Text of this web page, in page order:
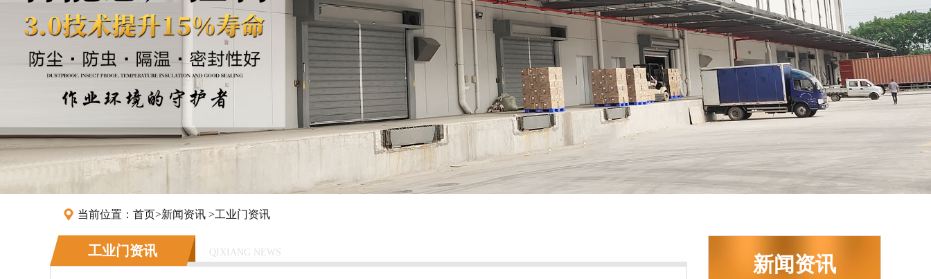
当前位置： 首页>新闻资讯 >工业门资讯
工业门资讯 QIXIANG NEWS
新闻资讯